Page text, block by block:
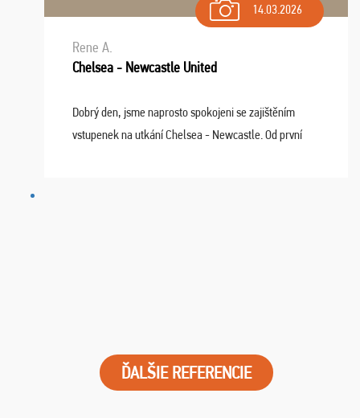
14.03.2026
Rene A.
Chelsea - Newcastle United
Dobrý den, jsme naprosto spokojeni se zajištěním
vstupenek na utkání Chelsea - Newcastle. Od první
ĎALŠIE REFERENCIE